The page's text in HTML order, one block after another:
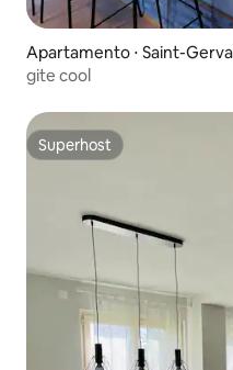
Apartamento ⋅ Saint-
gite cool
Superhost
Superhost